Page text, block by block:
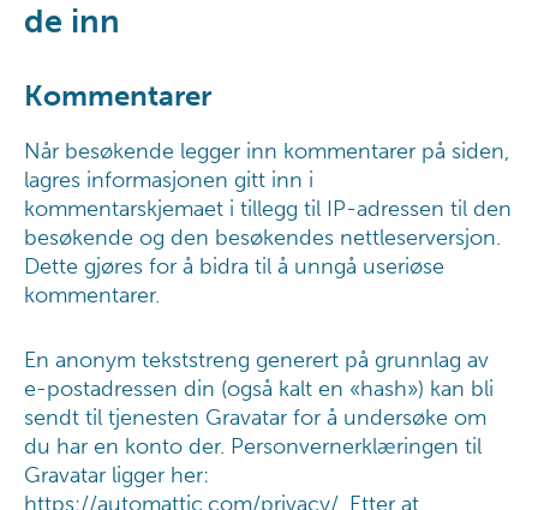
de inn
Kommentarer
Når besøkende legger inn kommentarer på siden,
lagres informasjonen gitt inn i
kommentarskjemaet i tillegg til IP-adressen til den
besøkende og den besøkendes nettleserversjon.
Dette gjøres for å bidra til å unngå useriøse
kommentarer.
En anonym tekststreng generert på grunnlag av
e-postadressen din (også kalt en «hash») kan bli
sendt til tjenesten Gravatar for å undersøke om
du har en konto der. Personvernerklæringen til
Gravatar ligger her:
https://automattic.com/privacy/. Etter at